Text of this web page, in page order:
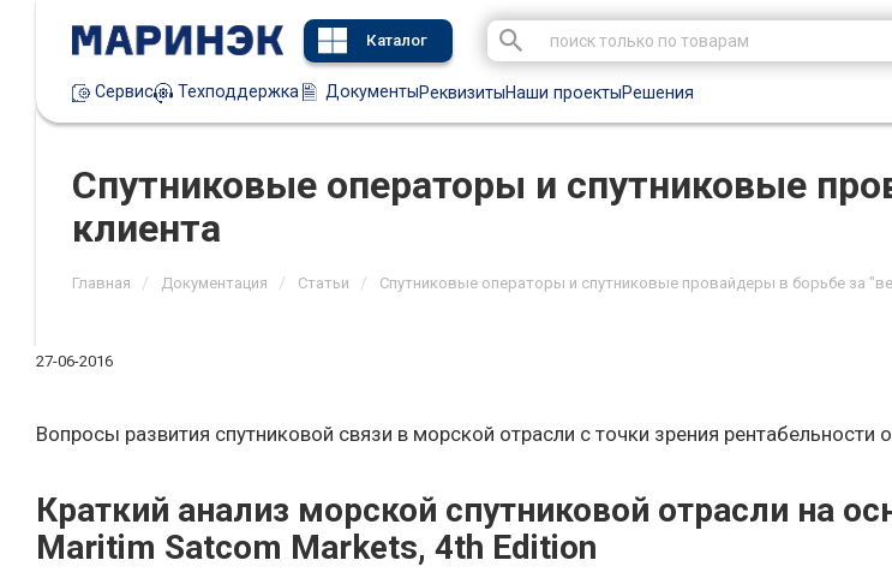
Каталог
Сервис Техподдержка ДокументыРеквизитыНаши проектыРешения
Спутниковые операторы и спутниковые
клиента
Главная / Документация / Статьи / Спутниковые операторы и спутниковые провайдеры в борьбе за
27-06-2016
Вопросы развития спутниковой связи в морской отрасли с точки зрения рентабельности
Краткий анализ морской спутниковой отрасли на
Maritim Satcom Markets, 4th Edition